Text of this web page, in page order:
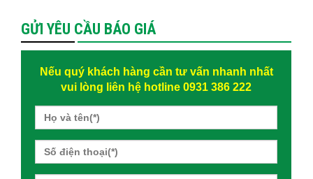
GỬI YÊU CẦU BÁO GIÁ
Nếu quý khách hàng cần tư vấn nhanh nhất
vui lòng liên hệ hotline 0931 386 222